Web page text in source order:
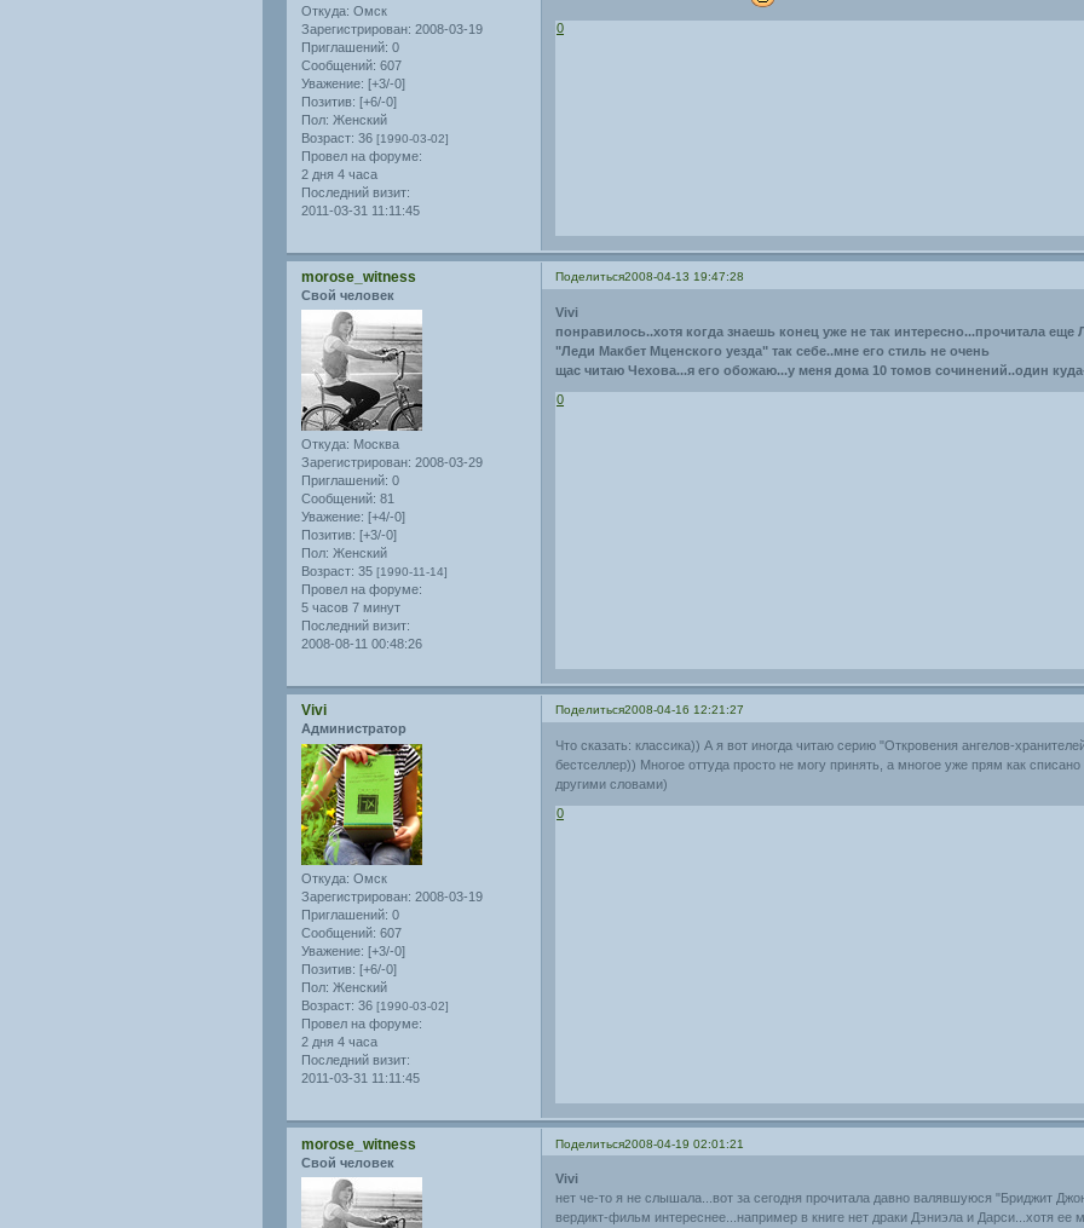
Откуда: Омск
Зарегистрирован: 2008-03-19
Приглашений: 0
Сообщений: 607
Уважение: [+3/-0]
Позитив: [+6/-0]
Пол: Женский
Возраст: 36 [1990-03-02]
Провел на форуме:
2 дня 4 часа
Последний визит:
2011-03-31 11:11:45
0
Поделиться2008-04-13 19:47:28
morose_witness
Свой человек
Откуда: Москва
Зарегистрирован: 2008-03-29
Приглашений: 0
Сообщений: 81
Уважение: [+4/-0]
Позитив: [+3/-0]
Пол: Женский
Возраст: 35 [1990-11-14]
Провел на форуме:
5 часов 7 минут
Последний визит:
2008-08-11 00:48:26
Vivi
понравилось..хотя когда знаешь конец уже не так интересно...прочитала
"Леди Макбет Мценского уезда" так себе..мне его стиль не очень
щас читаю Чехова...я его обожаю...у меня дома 10 томов сочинений..один
0
Поделиться2008-04-16 12:21:27
Vivi
Администратор
Откуда: Омск
Зарегистрирован: 2008-03-19
Приглашений: 0
Сообщений: 607
Уважение: [+3/-0]
Позитив: [+6/-0]
Пол: Женский
Возраст: 36 [1990-03-02]
Провел на форуме:
2 дня 4 часа
Последний визит:
2011-03-31 11:11:45
Что сказать: классика)) А я вот иногда читаю серию "Откровения ангелов-
бестселлер)) Многое оттуда просто не могу принять, а многое уже прям как
другими словами)
0
Поделиться2008-04-19 02:01:21
morose_witness
Свой человек
Vivi
нет че-то я не слышала...вот за сегодня прочитала давно валявшуюся "Бриджит
вердикт-фильм интереснее...например в книге нет драки Дэниэла и Дарси...хотя ее